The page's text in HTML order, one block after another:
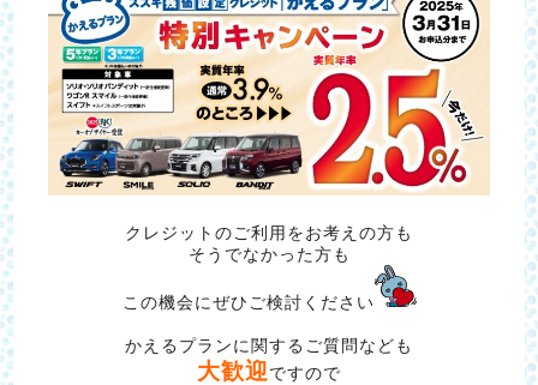
クレジットのご利用をお考えの方も
そうでなかった方も
この機会にぜひご検討ください
かえるプランに関するご質問なども
大歓迎ですので